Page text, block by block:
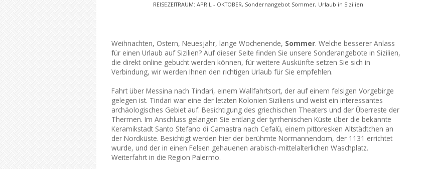
REISEZEITRAUM: APRIL - OKTOBER, Sondernangebot Sommer, Urlaub in Sizilien
Weihnachten, Ostern, Neuesjahr, lange Wochenende, Sommer. Welche besserer Anlass
für einen Urlaub auf Sizilien? Auf dieser Seite finden Sie unsere Sonderangebote in Sizilien,
die direkt online gebucht werden können, für weitere Auskünfte setzen Sie sich in
Verbindung, wir werden Ihnen den richtigen Urlaub für Sie empfehlen.
Fahrt über Messina nach Tindari, einem Wallfahrtsort, der auf einem felsigen Vorgebirge
gelegen ist. Tindari war eine der letzten Kolonien Siziliens und weist ein interessantes
archäologisches Gebiet auf. Besichtigung des griechischen Theaters und der Überreste der
Thermen. Im Anschluss gelangen Sie entlang der tyrrhenischen Küste über die bekannte
Keramikstadt Santo Stefano di Camastra nach Cefalù, einem pittoresken Altstädtchen an
der Nordküste. Besichtigt werden hier der berühmte Normannendom, der 1131 errichtet
wurde, und der in einen Felsen gehauenen arabisch-mittelalterlichen Waschplatz.
Weiterfahrt in die Region Palermo.